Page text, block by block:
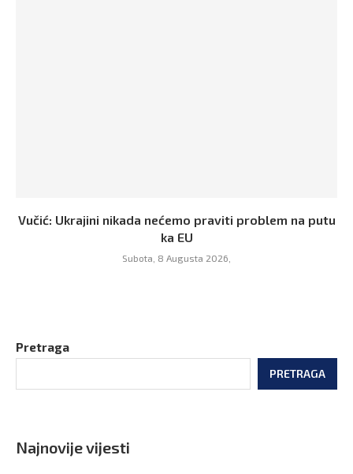
Vučić: Ukrajini nikada nećemo praviti problem na putu
ka EU
Subota, 8 Augusta 2026,
Pretraga
PRETRAGA
Najnovije vijesti